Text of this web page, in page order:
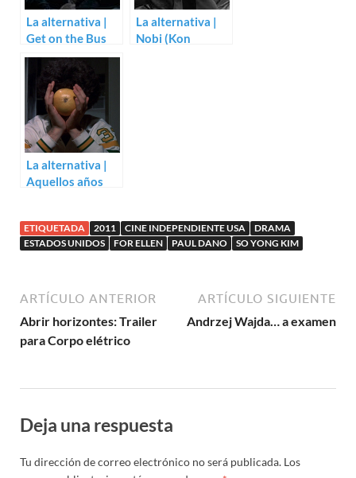
La alternativa |
Get on the Bus
(Spike Lee)
La alternativa |
Nobi (Kon
La alternativa |
Aquellos años
ETIQUETADA 2011 CINE INDEPENDIENTE USA
DRAMA
ESTADOS UNIDOS
FOR ELLEN PAUL DANO SO YONG KIM
ARTÍCULO ANTERIOR
Abrir horizontes: Trailer
para Corpo elétrico
ARTÍCULO SIGUIENTE
Andrzej Wajda… a examen
Deja una respuesta
Tu dirección de correo electrónico no será publicada. Los